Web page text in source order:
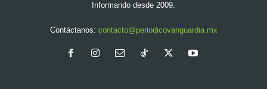
Informando desde 2009.
Contáctanos: contacto@periodicovanguardia.mx